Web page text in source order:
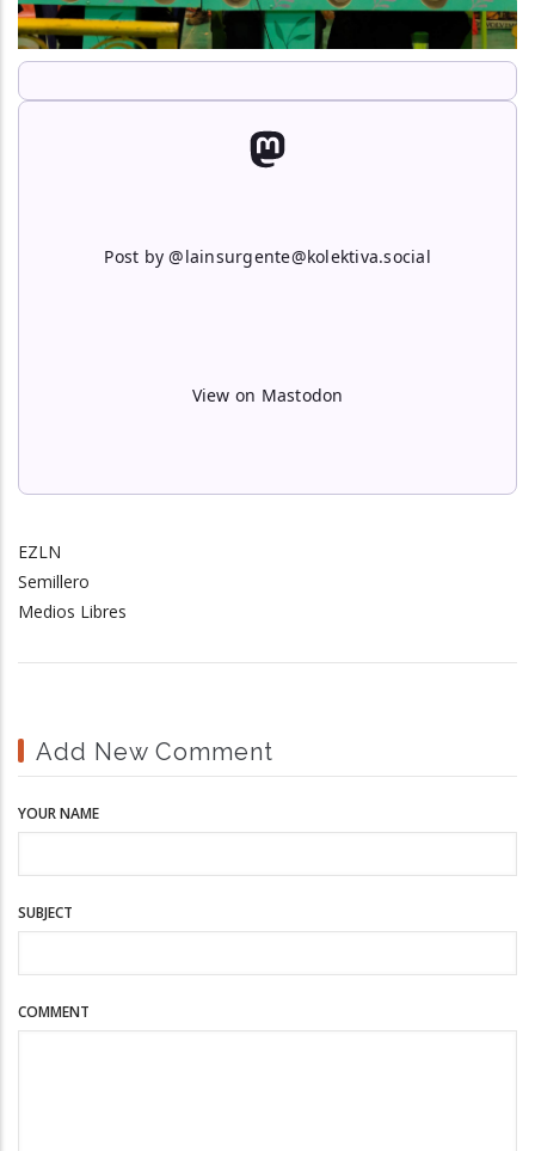
Post by @lainsurgente@kolektiva.social
View on Mastodon
EZLN
Semillero
Medios Libres
Add New Comment
YOUR NAME
SUBJECT
COMMENT